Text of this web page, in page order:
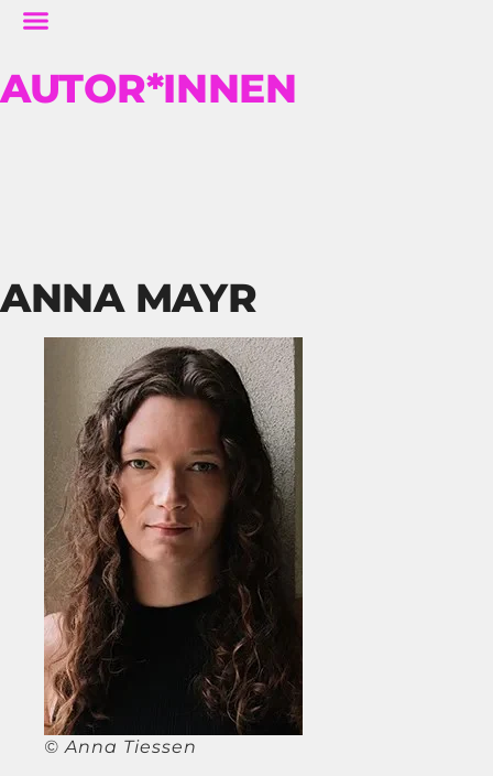
AUTOR*INNEN
ANNA MAYR
© Anna Tiessen